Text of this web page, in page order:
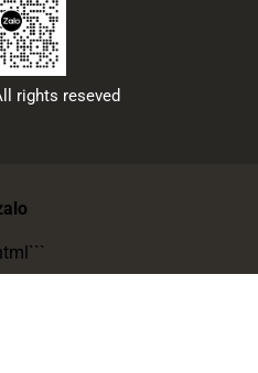
rights reseved
```